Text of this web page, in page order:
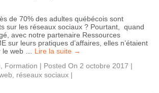
de 70% des adultes québécois sont
sur les réseaux sociaux ? Pourtant, quand
avec notre partenaire Ressources
sur leurs pratiques d’affaires, elles n’étaient
le web … Lire la suite →
Formation | Posted On 2 octobre 2017 |
réseaux sociaux |